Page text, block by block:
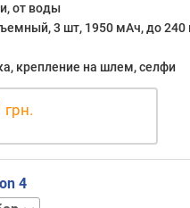
В
при
(60
от воды
3 шт, 1950 мАч, до 240
крепление на шлем, селфи
грн.
4